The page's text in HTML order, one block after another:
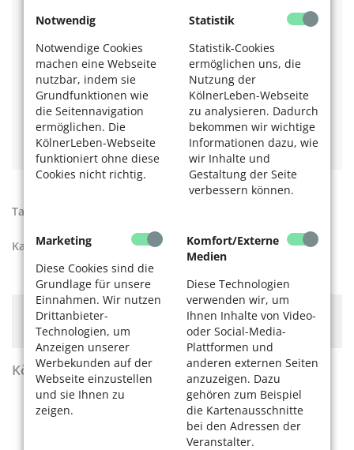
Notwendig
Notwendige Cookies
machen eine Webseite
nutzbar, indem sie
Grundfunktionen wie
die Seitennavigation
ermöglichen. Die
KölnerLeben-Webseite
funktioniert ohne diese
Cookies nicht richtig.
Statistik
Statistik-Cookies
ermöglichen uns, die
Nutzung der
KölnerLeben-Webseite
zu analysieren. Dadurch
bekommen wir wichtige
Informationen dazu, wie
wir Inhalte und
Gestaltung der Seite
verbessern können.
Marketing
Diese Cookies sind die
Grundlage für unsere
Einnahmen. Wir nutzen
Drittanbieter-
Technologien, um
Anzeigen unserer
Werbekunden auf der
Webseite einzustellen
und sie Ihnen zu
zeigen.
Komfort/Externe
Medien
Diese Technologien
verwenden wir, um
Ihnen Inhalte von Video-
oder Social-Media-
Plattformen und
anderen externen Seiten
anzuzeigen. Dazu
gehören zum Beispiel
die Kartenausschnitte
bei den Adressen der
Veranstalter.
Jahre KölnerLeben
mit dem SeniorenNetzwerk Vogelsang? Hören Sie
1: Was Sie schon immer über KölnerLeben wissen
wollten (07.03.2022)
Holen Sie sich hier die
aller KölnerLeben-
Mitnahmeorte zum Lesen und Herunterladen.
Mehr Details zum Magazin finden Sie in den
Mediadaten.
Tags:
Kategorien: Aktiv werden
Hier könnte Werbung stehen, mit der wir uns
finanzieren. Bitte akzeptieren Sie dieCookie-Meldung
KölnerLeben Sommer 2026